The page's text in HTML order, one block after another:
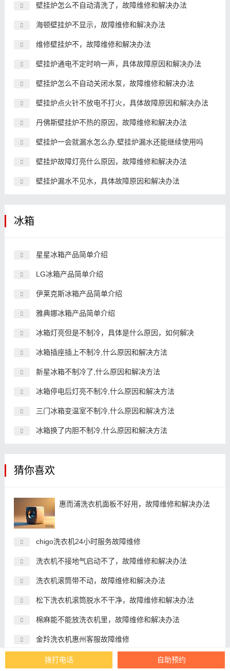
壁挂炉怎么不自动清洗了，故障维修和解决办法
海顿壁挂炉不显示，故障维修和解决办法
维修壁挂炉不，故障维修和解决办法
壁挂炉通电不定时响一声，具体故障原因和解决办法
壁挂炉怎么不自动关闭水泵，故障维修和解决办法
壁挂炉点火针不放电不打火，具体故障原因和解决办法
丹佛斯壁挂炉不热的原因，故障维修和解决办法
壁挂炉一会就漏水怎么办,壁挂炉漏水还能继续使用吗
壁挂炉故障灯亮什么原因，故障维修和解决办法
壁挂炉漏水不见水，具体故障原因和解决办法
冰箱
星星冰箱产品简单介绍
LG冰箱产品简单介绍
伊莱克斯冰箱产品简单介绍
雅典娜冰箱产品简单介绍
冰箱灯亮但是不制冷，具体是什么原因，如何解决
冰箱插座插上不制冷,什么原因和解决方法
新星冰箱不制冷了,什么原因和解决方法
冰箱停电后灯亮不制冷,什么原因和解决方法
三门冰箱变温室不制冷,什么原因和解决方法
冰箱换了内胆不制冷,什么原因和解决方法
猜你喜欢
惠而浦洗衣机面板不好用，故障维修和解决办法
chigo洗衣机24小时服务故障维修
洗衣机不接地气启动不了，故障维修和解决办法
洗衣机滚筒带不动，故障维修和解决办法
松下洗衣机滚筒脱水不干净，故障维修和解决办法
棉麻能不能放洗衣机里，故障维修和解决办法
金羚洗衣机惠州客服故障维修
洗衣机两边墙不贴砖，故障维修和解决办法
拨打电话 自助预约